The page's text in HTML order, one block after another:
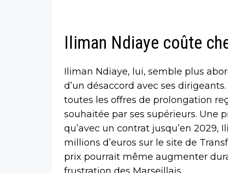
Iliman Ndiaye coûte
Iliman Ndiaye, lui, semble plus
d’un désaccord avec ses
toutes les offres de prolongation
souhaitée par ses supérieurs. Une
qu’avec un contrat jusqu’en 2029,
millions d’euros sur le site de
prix pourrait même augmenter